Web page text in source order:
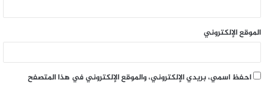
الموقع الإلكتروني
احفظ اسمي، بريدي الإلكتروني، والموقع الإلكتروني في هذا المتصفح